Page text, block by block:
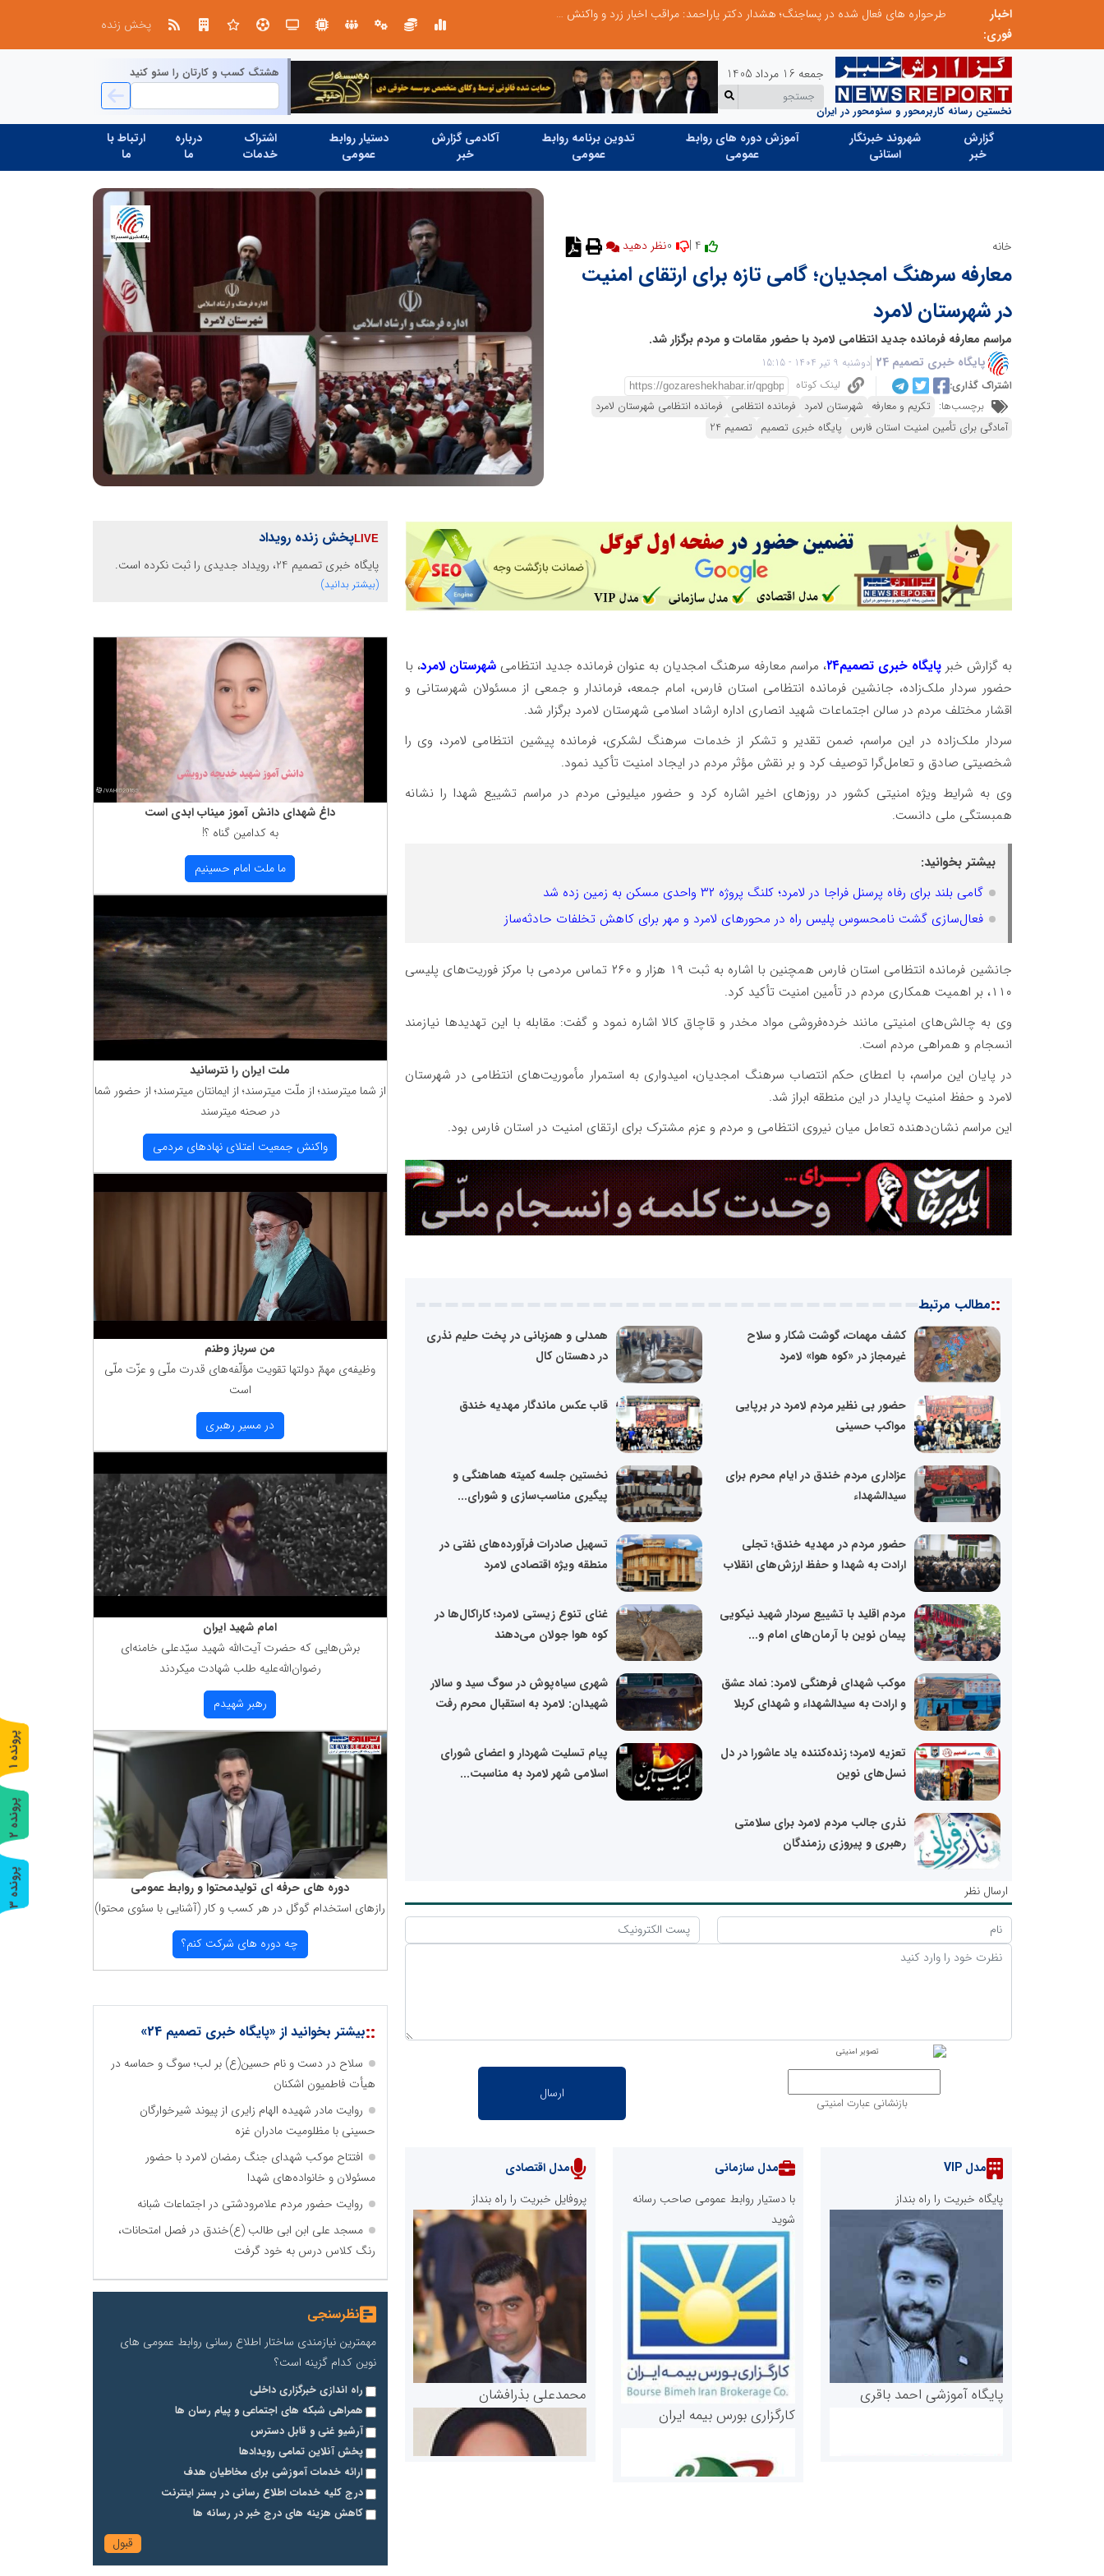
اخبار
فوری:
طرحواره های فعال شده در پساجنگ؛ هشدار دکتر یاراحمد: مراقب اخبار زرد و واکنش های هیجانی باشید
پخش زنده
نخستین رسانه کاربرمحور و سئومحور در ایران
جمعه 16 مرداد 1405 هشتگ کسب و کارتان را سئو کنید
گزارش
خبر
شهروند خبرنگار
استانی
آموزش دوره های روابط
عمومی
تدوین برنامه روابط
عمومی
آکادمی گزارش
خبر
دستیار روابط
عمومی
اشتراک
خدمات
درباره
ما
ارتباط با
ما
خانه نظر دهید
معارفه سرهنگ امجدیان؛ گامی تازه برای ارتقای امنیت
در شهرستان لامرد
مراسم معارفه فرمانده جدید انتظامی لامرد با حضور مقامات و مردم برگزار شد.
پایگاه خبری تصمیم 24
دوشنبه 9 تیر 1404 - 15:15
اشتراک گذاری:
لینک کوتاه
برچسب‌ها: تکریم و معارفه شهرستان لامرد فرمانده انتظامی فرمانده انتظامی شهرستان لامرد
آمادگی برای تأمین امنیت استان فارس پایگاه خبری تصمیم تصمیم 24
به گزارش خبر پایگاه خبری تصمیم۲۴ ، مراسم معارفه سرهنگ امجدیان به عنوان فرمانده جدید انتظامیشهرستان لامرد، با
حضور سردار ملک‌زاده، جانشین فرمانده انتظامی استان فارس، امام جمعه، فرماندار و جمعی از مسئولان شهرستانی و
اقشار مختلف مردم در سالن اجتماعات شهید انصاری اداره ارشاد اسلامی شهرستان لامرد برگزار شد.
سردار ملک‌زاده در این مراسم، ضمن تقدیر و تشکر از خدمات سرهنگ لشکری، فرمانده پیشین انتظامی لامرد، وی را
شخصیتی صادق و تعامل‌گرا توصیف کرد و بر نقش مؤثر مردم در ایجاد امنیت تأکید نمود.
وی به شرایط ویژه امنیتی کشور در روزهای اخیر اشاره کرد و حضور میلیونی مردم در مراسم تشییع شهدا را نشانه
همبستگی ملی دانست.
بیشتر بخوانید:
گامی بلند برای رفاه پرسنل فراجا در لامرد؛ کلنگ پروژه ۳۲ واحدی مسکن به زمین زده شد
فعال‌سازی گشت نامحسوس پلیس راه در محورهای لامرد و مهر برای کاهش تخلفات حادثه‌ساز
جانشین فرمانده انتظامی استان فارس همچنین با اشاره به ثبت ۱۹ هزار و ۲۶۰ تماس مردمی با مرکز فوریت‌های پلیسی
۱۱۰، بر اهمیت همکاری مردم در تأمین امنیت تأکید کرد.
وی به چالش‌های امنیتی مانند خرده‌فروشی مواد مخدر و قاچاق کالا اشاره نمود و گفت: مقابله با این تهدیدها نیازمند
انسجام و همراهی مردم است.
در پایان این مراسم، با اعطای حکم انتصاب سرهنگ امجدیان، امیدواری به استمرار مأموریت‌های انتظامی در شهرستان
لامرد و حفظ امنیت پایدار در این منطقه ابراز شد.
این مراسم نشان‌دهنده تعامل میان نیروی انتظامی و مردم و عزم مشترک برای ارتقای امنیت در استان فارس بود.
::مطالب مرتبط
کشف مهمات، گوشت شکار و سلاح
غیرمجاز در «کوه هوا» لامرد
همدلی و همزبانی در پخت حلیم نذری
در دهستان کال
حضور بی نظیر مردم لامرد در برپایی
مواکب حسینی
قاب عکس ماندگار مهدیه خندق
عزاداری مردم خندق در ایام محرم برای
سیدالشهداء
نخستین جلسه کمیته هماهنگی و
پیگیری مناسب‌سازی و شورای...
حضور مردم در مهدیه خندق؛ تجلی
ارادت به شهدا و حفظ ارزش‌های انقلاب
تسهیل صادرات فرآورده‌های نفتی در
منطقه ویژه اقتصادی لامرد
مردم اقلید با تشییع سردار شهید نیکویی
پیمان نوین با آرمان‌های امام و...
غنای تنوع زیستی لامرد؛ کاراکال‌ها در
کوه هوا جولان می‌دهند
موکب شهدای فرهنگی لامرد: نماد عشق
و ارادت به سیدالشهداء و شهدای کربلا
شهری سیاه‌پوش در سوگ سید و سالار
شهیدان: لامرد به استقبال محرم رفت
تعزیه لامرد؛ زنده‌کننده یاد عاشورا در دل
نسل‌های نوین
پیام تسلیت شهردار و اعضای شورای
اسلامی شهر لامرد به مناسبت...
نذری جالب مردم لامرد برای سلامتی
رهبری و پیروزی رزمندگان
ارسال نظر
بازنشانی عبارت امنیتی
مدل VIP
پایگاه خبریت را راه بنداز
پایگاه آموزشی احمد باقری
مدل سازمانی
با دستیار روابط عمومی صاحب رسانه
شوید
کارگزاری بورس بیمه ایران
مدل اقتصادی
پروفایل خبریت را راه بنداز
محمدعلی بذرافشان
پخش زنده رویداد
پایگاه خبری تصمیم 24، رویداد جدیدی را ثبت نکرده است.
(بیشتر بدانید)
داغ شهدای دانش آموز میناب ابدی است
به كدامین گناه ؟!
ما ملت امام حسینیم
ملت ایران را نترسانید
از شما میترسند؛ از ملّت میترسند؛ از ایمانتان میترسند؛ از حضور شما
در صحنه میترسند
واكنش جمعیت اعتلای نهادهای مردمی
من سرباز وطنم
وظیفه‌ی مهمّ دولتها تقویت مؤلّفه‌های قدرت ملّی و عزّت ملّی
است
در مسیر رهبری
امام شهید ایران
برش‌هایی كه حضرت آیت‌الله شهید سیّدعلی خامنه‌ای
رضوان‌الله‌علیه طلب شهادت میكردند
رهبر شهیدم
دوره های حرفه ای تولیدمحتوا و روابط عمومی
رازهای استخدام گوگل در هر كسب و كار (آشنایی با سئوی محتوا)
چه دوره های شركت كنم؟
::بیشتر بخوانید از «پایگاه خبری تصمیم 24»
سلاح در دست و نام حسین(ع) بر لب؛ سوگ و حماسه در
هیأت فاطمیون اشکنان
روایت مادر شهیده الهام زایری از پیوند شیرخوارگان
حسینی با مظلومیت مادران غزه
افتتاح موکب شهدای جنگ رمضان لامرد با حضور
مسئولان و خانواده‌های شهدا
روایت حضور مردم علامرودشتی در اجتماعات شبانه
مسجد علی ابن ابی طالب (ع)خندق در فصل امتحانات،
رنگ کلاس درس به خود گرفت
نظرسنجی
مهمترین نیازمندی ساختار اطلاع رسانی روابط عمومی های
نوین کدام گزینه است؟
راه اندازی خبرگزاری داخلی
همراهی شبکه های اجتماعی و پیام رسان ها
آرشیو غنی و قابل دسترس
پخش آنلاین تمامی رویدادها
ارائه خدمات آموزشی برای مخاطیان هدف
درج کلیه خدمات اطلاع رسانی در بستر اینترنت
کاهش هزینه های درج خبر در رسانه ها
پ
ر
و
ن
د
ه
1
پ
ر
و
ن
د
ه
2
پ
ر
و
ن
د
ه
3